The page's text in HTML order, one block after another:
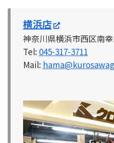
横浜店
神奈川県横浜市西区南
Tel: 045-317-3711
Mail: